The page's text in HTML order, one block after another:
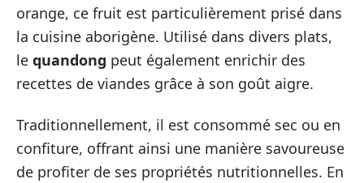
orange, ce fruit est particulièrement prisé dans
la cuisine aborigène. Utilisé dans divers plats,
le quandong peut également enrichir des
recettes de viandes grâce à son goût aigre.
Traditionnellement, il est consommé sec ou en
confiture, offrant ainsi une manière savoureuse
de profiter de ses propriétés nutritionnelles. En